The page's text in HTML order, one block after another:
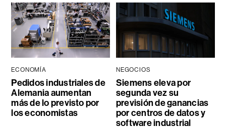
ECONOMÍA
Pedidos industriales de
Alemania aumentan
más de lo previsto por
los economistas
NEGOCIOS
Siemens eleva por
segunda vez su
previsión de ganancias
por centros de datos y
software industrial